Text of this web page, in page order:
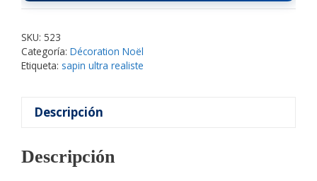
SKU: 523
Categoría: Décoration Noël
Etiqueta: sapin ultra realiste
Descripción
Descripción